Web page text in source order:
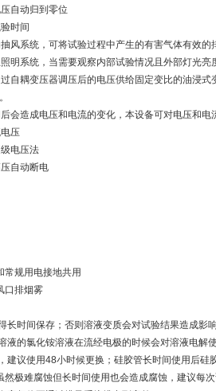
自动归到零位
时间
风系统，可将试验过程中产生的有害气体有效的
明系统，当需要观察内部试验情况且外部灯光亮
自耦变压器调压后的电压供给固定变比的油浸
会造成电压和电流的变化，本设备可对电压和电
压
电压法
自动断电
常规用电接地共用
口排烟雾
长时间保存；否则溶液变质会对试验结果造成影响
液的氯化铵溶液在流经电极的时候会对溶液电解
建议使用48小时候更换；硅胶管长时间使用后
极难腐蚀但长时间使用也会造成腐蚀，建议每